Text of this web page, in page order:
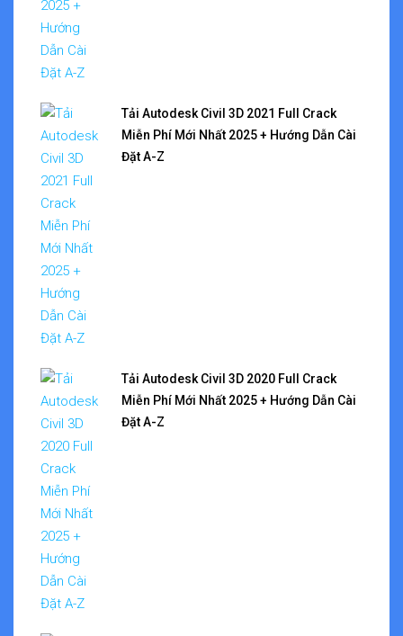
Tải Autodesk Civil 3D 2021 Full Crack
Miễn Phí Mới Nhất 2025 + Hướng Dẫn Cài
Đặt A-Z
Tải Autodesk Civil 3D 2020 Full Crack
Miễn Phí Mới Nhất 2025 + Hướng Dẫn Cài
Đặt A-Z